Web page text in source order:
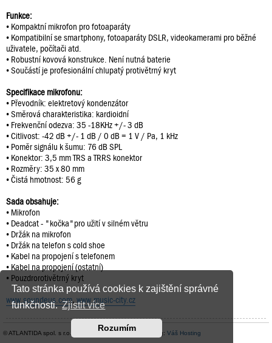
Tato stránka používá cookies k zajištění správné
funkčnosti.Zjistit více
Rozumím
Funkce:
• Kompaktní mikrofon pro fotoaparáty
• Kompatibilní se smartphony, fotoaparáty DSLR, videokamerami pro běžné
uživatele, počítači atd.
• Robustní kovová konstrukce. Není nutná baterie
• Součástí je profesionální chlupatý protivětrný kryt
Specifikace mikrofonu:
• Převodník: elektretový kondenzátor
• Směrová charakteristika: kardioidní
• Frekvenční odezva: 35 -18KHz +/- 3 dB
• Citlivost: -42 dB +/- 1 dB / 0 dB = 1 V / Pa, 1 kHz
• Poměr signálu k šumu: 76 dB SPL
• Konektor: 3,5 mm TRS a TRRS konektor
• Rozměry: 35 x 80 mm
• Čistá hmotnost: 56 g
Sada obsahuje:
• Mikrofon
• Deadcat - "kočka"pro užití v silném větru
• Držák na mikrofon
• Držák na telefon s cold shoe
• Kabel na propojení s telefonem
• Kabel na propojení (ostatní)
• Pouzdrorotivětrný kryt
www.soundeus.com, www.music-city.cz
© ATLANTIDA spol. s r.o. | Kontaktní údaje| Hosting: Váš Hosting